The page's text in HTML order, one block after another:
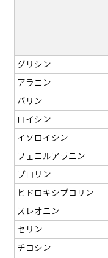
グリシン
アラニン
バリン
ロイシン
イソロイシン
フェニルアラニン
プロリン
ヒドロキシプロリン
スレオニン
セリン
チロシン